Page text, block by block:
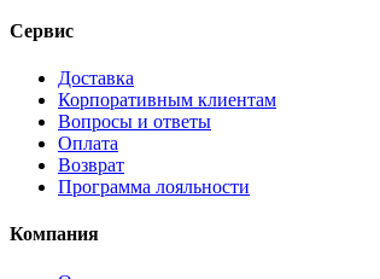
Сервис
Доставка
Корпоративным клиентам
Вопросы и ответы
Оплата
Возврат
Программа лояльности
Компания